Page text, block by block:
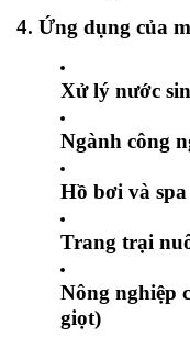
4. Ứng dụng của
Xử lý nước
Ngành công
Hồ bơi và spa
Trang trại
Nông nghiệp
giọt)